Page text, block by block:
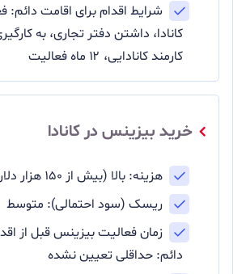
شرایط اقدام برای اقامت دائم:
کارمند کانادایی، ۱۲ ماه فعالیت
خرید بیزینس در کانادا
هزینه: بالا (بیش از ۱۵۰ هزار دلار)
ریسک (سود احتمالی): متوسط
زمان فعالیت بیزینس قبل از
دائم: حداقلی تعیین نشده